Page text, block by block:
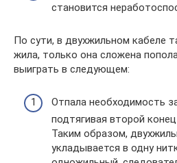
становится
По сути, в двухжильном кабеле
жила, только она сложена
выиграть в следующем:
Отпала необходимость
подтягивая второй
Таким образом,
укладывается в одну